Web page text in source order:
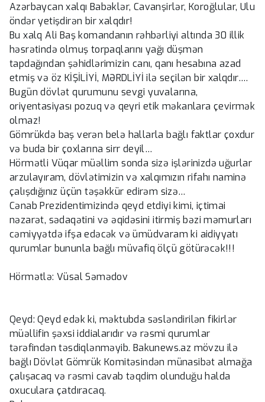
Azərbaycan xalqı Babəklər, Cavanşirlər, Koroğlular, Ulu
öndər yetişdirən bir xalqdır!
Bu xalq Ali Baş komandanın rəhbərliyi altında 30 illik
həsrətində olmuş torpaqlarını yağı düşmən
tapdağından şəhidlərimizin canı, qanı hesabına azad
etmiş və öz KİŞİLİYİ, MƏRDLİYİ ilə seçilən bir xalqdır….
Bugün dövlət qurumunu sevgi yuvalarına,
oriyentasiyası pozuq və qeyri etik məkanlara çevirmək
olmaz!
Gömrükdə baş verən belə hallarla bağlı faktlar çoxdur
və buda bir çoxlarına sirr deyil…
Hörmətli Vüqar müəllim sonda sizə işlərinizdə uğurlar
arzulayıram, dövlətimizin və xalqımızın rifahı naminə
çalışdığınız üçün təşəkkür edirəm sizə…
Cənab Prezidentimizində qeyd etdiyi kimi, içtimai
nəzarət, sədaqətini və əqidəsini itirmiş bəzi məmurları
cəmiyyətdə ifşa edəcək və ümüdvaram ki aidiyyatı
qurumlar bununla bağlı müvafiq ölçü götürəcək!!!
Hörmətlə: Vüsal Səmədov
Qeyd: Qeyd edək ki, məktubda səsləndirilən fikirlər
müəllifin şəxsi iddialarıdır və rəsmi qurumlar
tərəfindən təsdiqlənməyib. Bakunews.az mövzu ilə
bağlı Dövlət Gömrük Komitəsindən münasibət almağa
çalışacaq və rəsmi cavab təqdim olunduğu halda
oxuculara çatdıracaq.